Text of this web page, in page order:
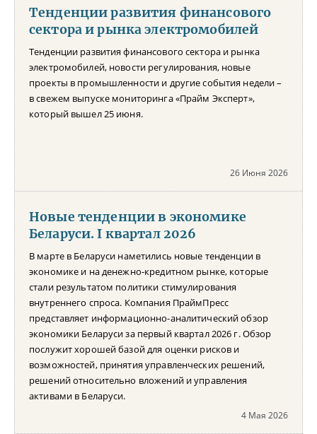
Тенденции развития финансового
сектора и рынка электромобилей
Тенденции развития финансового сектора и рынка
электромобилей, новости регулирования, новые
проекты в промышленности и другие события недели –
в свежем выпуске мониторинга «Прайм Эксперт»,
который вышел 25 июня.
26 Июня 2026
Новые тенденции в экономике
Беларуси. I квартал 2026
В марте в Беларуси наметились новые тенденции в
экономике и на денежно-кредитном рынке, которые
стали результатом политики стимулирования
внутреннего спроса. Компания ПраймПресс
представляет информационно-аналитический обзор
экономики Беларуси за первый квартал 2026 г. Обзор
послужит хорошей базой для оценки рисков и
возможностей, принятия управленческих решений,
решений относительно вложений и управления
активами в Беларуси.
4 Мая 2026